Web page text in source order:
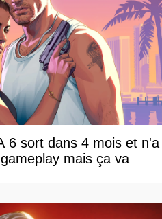
6 sort dans 4 mois et n'a
mais ça va